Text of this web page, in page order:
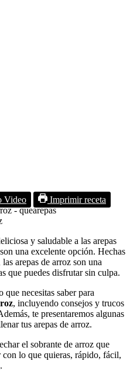
Video Imprimir receta
y saludable a las arepas
son una excelente opción. Hechas
arepas de arroz son una
que puedes disfrutar sin culpa.
necesitas saber para
, incluyendo consejos y trucos
te presentaremos algunas
tus arepas de arroz.
el sobrante de arroz que
con lo que quieras, rápido, fácil,
.